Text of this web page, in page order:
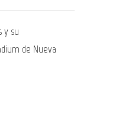
y su
de Nueva